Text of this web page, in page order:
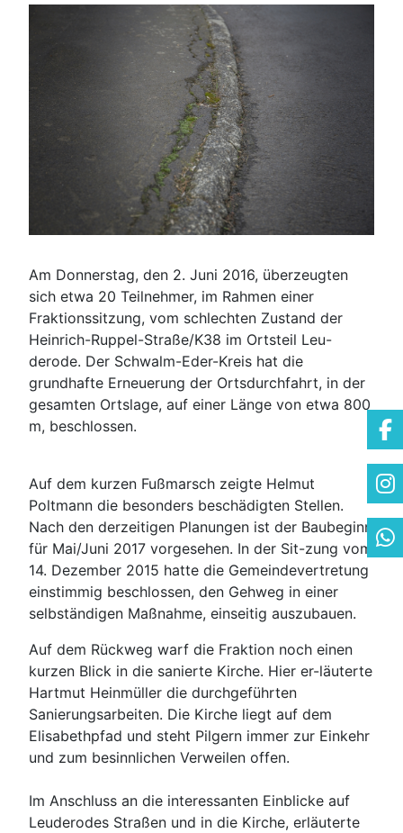
Am Donnerstag, den 2. Juni 2016, überzeugten
sich etwa 20 Teilnehmer, im Rahmen einer
Fraktionssitzung, vom schlechten Zustand der
Heinrich-Ruppel-Straße/K38 im Ortsteil Leu-
derode. Der Schwalm-Eder-Kreis hat die
grundhafte Erneuerung der Ortsdurchfahrt, in der
gesamten Ortslage, auf einer Länge von etwa 800
m, beschlossen.
Auf dem kurzen Fußmarsch zeigte Helmut
Poltmann die besonders beschädigten Stellen.
Nach den derzeitigen Planungen ist der Baubeginn
für Mai/Juni 2017 vorgesehen. In der Sit-zung vom
14. Dezember 2015 hatte die Gemeindevertretung
einstimmig beschlossen, den Gehweg in einer
selbständigen Maßnahme, einseitig auszubauen.
Auf dem Rückweg warf die Fraktion noch einen
kurzen Blick in die sanierte Kirche. Hier er-läuterte
Hartmut Heinmüller die durchgeführten
Sanierungsarbeiten. Die Kirche liegt auf dem
Elisabethpfad und steht Pilgern immer zur Einkehr
und zum besinnlichen Verweilen offen.
Im Anschluss an die interessanten Einblicke auf
Leuderodes Straßen und in die Kirche, erläuterte